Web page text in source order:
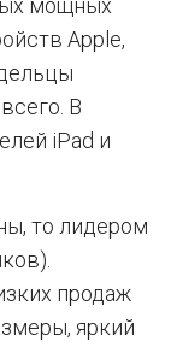
мощных
Apple,
В
iPad и
то лидером
продаж
яркий